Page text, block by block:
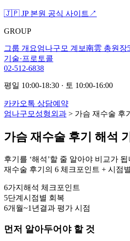
🇯🇵 JP 본원 공식 사이트 ↗
GROUP
그룹 개요엄나구모 계보南雲 총원장
기술·프로토콜
02-512-6838
평일 10:00-18:30 · 토 10:00-16:00
카카오톡 상담예약
엄나구모성형외과 > 가슴 재수술 후
가슴 재수술 후기 해석
후기를 ‘해석’할 줄 알아야 비교가 됩
재수술 후기의 6 체크포인트 + 시점
6가지 해석 체크포인트
5단계 시점별 회복
6개월~1년 결과 평가 시점
먼저 알아두어야 할 것